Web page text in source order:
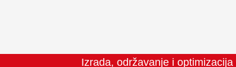
Izrada, održavanje i optimizacija